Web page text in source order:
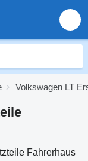
Volkswagen LT
Fahrerhaus